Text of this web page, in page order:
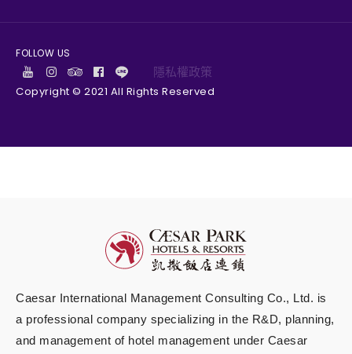
FOLLOW US
隱私權政策
Copyright © 2021 All Rights Reserved
Caesar International Management Consulting Co., Ltd. is
a professional company specializing in the R&D, planning,
and management of hotel management under Caesar